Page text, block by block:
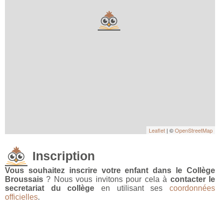
Leaflet | ©OpenStreetMap
Inscription
Vous souhaitez inscrire votre enfant dans le Collège
Broussais ? Nous vous invitons pour cela à contacter le
secretariat du collège en utilisant sescoordonnées
officielles.